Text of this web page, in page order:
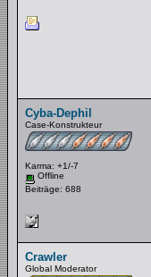
Cyba-Dephil
Case-Konstrukteur
Karma: +1/-7
Offline
Beiträge: 688
Crawler
Global Moderator